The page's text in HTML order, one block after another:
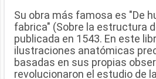
Su obra más famosa es "De
fabrica" (Sobre la estructura
publicada en 1543. En este
ilustraciones anatómicas
basadas en sus propias
revolucionaron el estudio de